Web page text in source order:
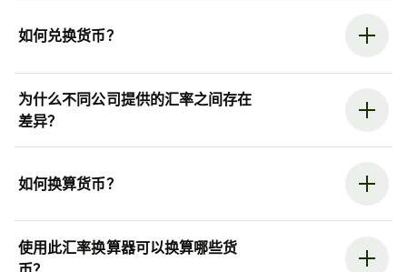
如何兑换货币？
为什么不同公司提供的汇率之间存在
差异？
如何换算货币？
使用此汇率换算器可以换算哪些货